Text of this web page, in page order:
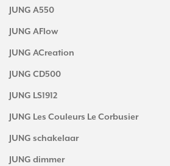
JUNG A550
JUNG AFlow
JUNG ACreation
JUNG CD500
JUNG LS1912
JUNG Les Couleurs Le Corbusier
JUNG schakelaar
JUNG dimmer